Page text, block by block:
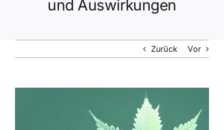
und Auswirkungen
Zurück Vor